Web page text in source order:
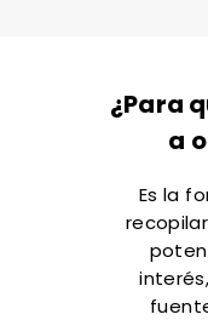
¿Para
a
Es la